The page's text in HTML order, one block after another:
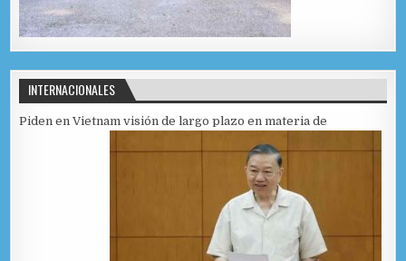
INTERNACIONALES
Piden en Vietnam visión de largo plazo en materia de